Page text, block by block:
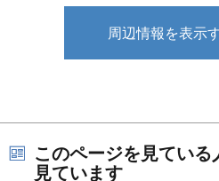
周辺情報を表示
このページを見てい
見ています